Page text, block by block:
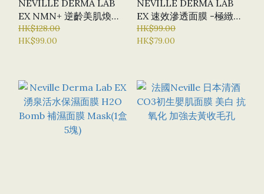
NEVILLE DERMA LAB
EX NMN+ 逆齡美肌煥顏
面膜 (一盒5片)
HK$128.00
HK$99.00
NEVILLE DERMA LAB
EX 速效滲透面膜 -極緻水
潤保濕滲透面膜 NEVILLE
面膜 海藻矽針
HK$99.00
HK$79.00